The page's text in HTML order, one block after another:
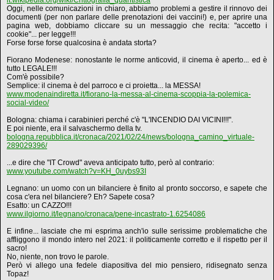
Oggi, nelle comunicazioni in chiaro, abbiamo problemi a gestire il rinnovo dei
documenti (per non parlare delle prenotazioni dei vaccini!) e, per aprire una
pagina web, dobbiamo cliccare su un messaggio che recita: "accetto i
cookie"... per legge!!!
Forse forse forse qualcosina è andata storta?
Fiorano Modenese: nonostante le norme anticovid, il cinema è aperto... ed è
tutto LEGALE!!!
Com'è possibile?
Semplice: il cinema è del parroco e ci proietta... la MESSA!
www.modenaindiretta.it/fiorano-la-messa-al-cinema-scoppia-la-polemica-
social-video/
Bologna: chiama i carabinieri perché c'è "L'INCENDIO DAI VICINI!!!".
E poi niente, era il salvaschermo della tv.
bologna.repubblica.it/cronaca/2021/02/24/news/bologna_camino_virtuale-
289029396/
...e dire che "IT Crowd" aveva anticipato tutto, però al contrario:
www.youtube.com/watch?v=KH_0uybs93I
Legnano: un uomo con un bilanciere è finito al pronto soccorso, e sapete che
cosa c'era nel bilanciere? Eh? Sapete cosa?
Esatto: un CAZZO!!!
www.ilgiorno.it/legnano/cronaca/pene-incastrato-1.6254086
E infine... lasciate che mi esprima anch'io sulle serissime problematiche che
affliggono il mondo intero nel 2021: il politicamente corretto e il rispetto per il
sacro!
No, niente, non trovo le parole.
Però vi allego una fedele diapositiva del mio pensiero, ridisegnato senza
Topaz!